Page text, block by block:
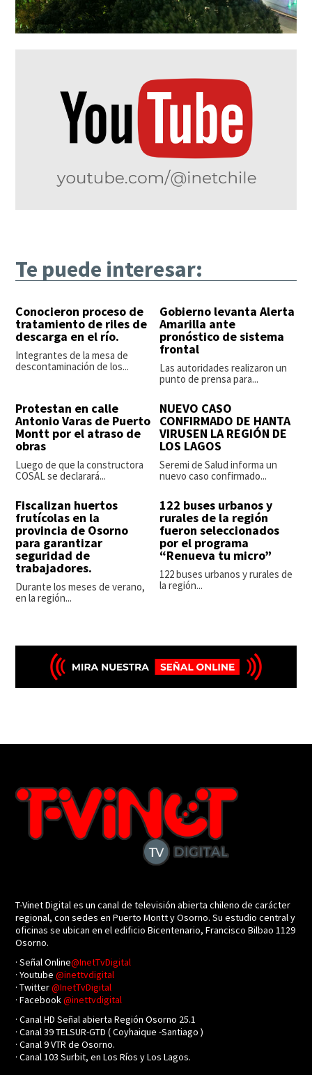
Te puede interesar:
Conocieron proceso de
tratamiento de riles de
descarga en el río.
Integrantes de la mesa de
descontaminación de los...
Gobierno levanta Alerta
Amarilla ante
pronóstico de sistema
frontal
Las autoridades realizaron un
punto de prensa para...
Protestan en calle
Antonio Varas de Puerto
Montt por el atraso de
obras
Luego de que la constructora
COSAL se declarará...
NUEVO CASO
CONFIRMADO DE HANTA
VIRUSEN LA REGIÓN DE
LOS LAGOS
Seremi de Salud informa un
nuevo caso confirmado...
Fiscalizan huertos
frutícolas en la
provincia de Osorno
para garantizar
seguridad de
trabajadores.
Durante los meses de verano,
en la región...
122 buses urbanos y
rurales de la región
fueron seleccionados
por el programa
“Renueva tu micro”
122 buses urbanos y rurales de
la región...
T-Vinet Digital es un canal de televisión abierta chileno de carácter
regional, con sedes en Puerto Montt y Osorno. Su estudio central y
oficinas se ubican en el edificio Bicentenario, Francisco Bilbao 1129
Osorno.
· Señal Online@InetTvDigital
· Youtube@inettvdigital
· Twitter@InetTvDigital
· Facebook@inettvdigital
· Canal HD Señal abierta Región Osorno 25.1
· Canal 39 TELSUR-GTD ( Coyhaique -Santiago )
· Canal 9 VTR de Osorno.
· Canal 103 Surbit, en Los Ríos y Los Lagos.